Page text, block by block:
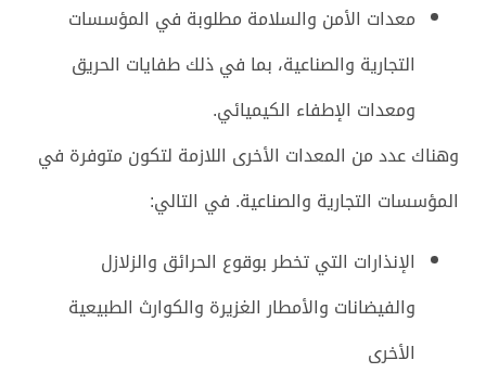
معدات الأمن والسلامة مطلوبة في المؤسسات
التجارية والصناعية، بما في ذلك طفايات الحريق
ومعدات الإطفاء الكيميائي.
وهناك عدد من المعدات الأخرى اللازمة لتكون متوفرة في
المؤسسات التجارية والصناعية. في التالي:
الإنذارات التي تخطر بوقوع الحرائق والزلازل
والفيضانات والأمطار الغزيرة والكوارث الطبيعية
الأخرى